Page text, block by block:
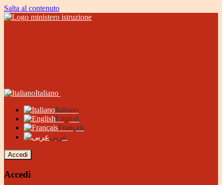
Salta al contenuto
Italiano
Italiano
English
Français
عربى
Accedi
Accedi